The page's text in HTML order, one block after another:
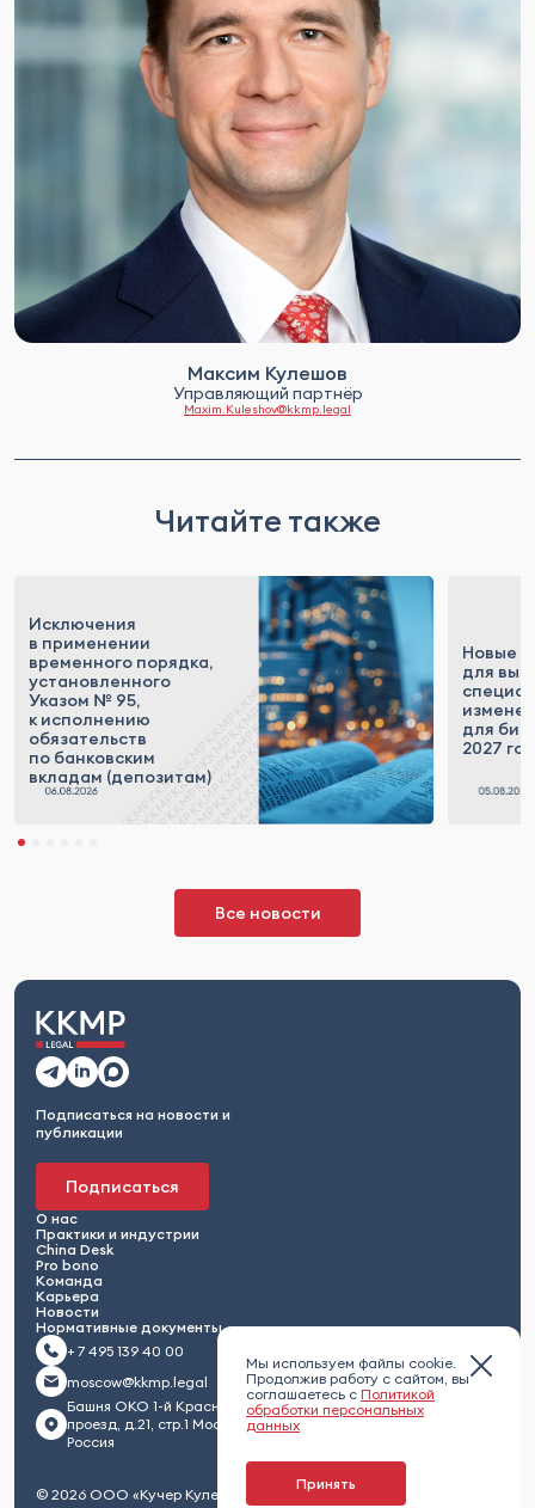
Максим Кулешов
Управляющий партнёр
Maxim.Kuleshov@kkmp.legal
Читайте также
Исключения
в применении
временного порядка,
установленного
Указом № 95,
к исполнению
обязательств
по банковским
вкладам (депозитам)
Новые
для
для
2027
Все новости
Мы используем файлы cookie.
Продолжив работу с сайтом, вы
соглашаетесь с Политикой
обработки персональных
данных
Принять
Подписаться на новости и
публикации
Подписаться
О нас
Практики и индустрии
China Desk
Pro bono
Команда
Карьера
Новости
Нормативные документы
+ 7 495 139 40 00
moscow@kkmp.legal
Башня ОКО 1-й Красногвардейский
проезд, д.21, стр.1 Москва 123112,
Россия
© 2026 ООО «Кучер Кулешов Максименко и партнеры»